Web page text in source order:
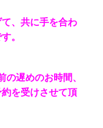
、共に手を合わ
。
の遅めのお時間、
を受けさせて頂